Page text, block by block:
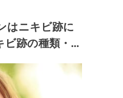
はニキビ跡に
ビ跡の種類・…